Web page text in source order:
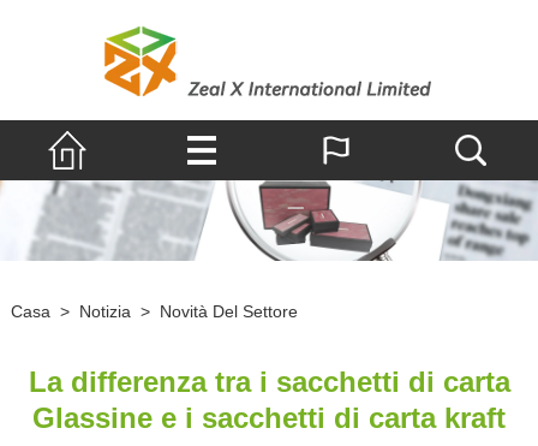
Casa > Notizia > Novità Del Settore
La differenza tra i sacchetti di carta
Glassine e i sacchetti di carta kraft